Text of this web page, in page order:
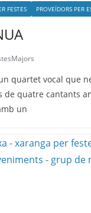
FESTES PROVEÏDORS PER
quartet vocal que
de quatre cantants
un